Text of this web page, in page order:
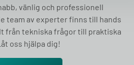
vänlig och professionell
team av experter finns till hands
från tekniska frågor till praktiska
oss hjälpa dig!